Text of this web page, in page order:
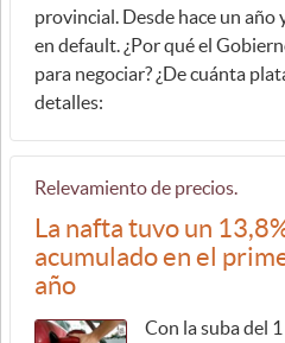
provincial. Desde hace un año
en default. ¿Por qué el
para negociar? ¿De cuánta
detalles:
Relevamiento de precios.
La nafta tuvo un
acumulado en el
año
Con la suba del